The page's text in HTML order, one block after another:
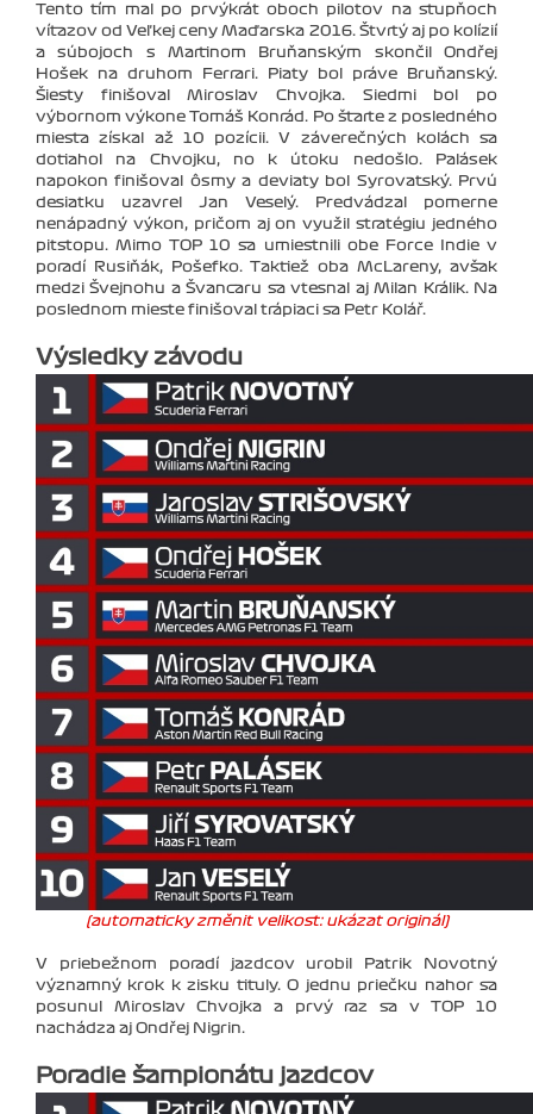
Tento tím mal po prvýkrát oboch pilotov na stupňoch
víťazov od Veľkej ceny Maďarska 2016. Štvrtý aj po kolízií
a súbojoch s Martinom Bruňanským skončil Ondřej
Hošek na druhom Ferrari. Piaty bol práve Bruňanský.
Šiesty finišoval Miroslav Chvojka. Siedmi bol po
výbornom výkone Tomáš Konrád. Po štarte z posledného
miesta získal až 10 pozícii. V záverečných kolách sa
dotiahol na Chvojku, no k útoku nedošlo. Palásek
napokon finišoval ôsmy a deviaty bol Syrovatský. Prvú
desiatku uzavrel Jan Veselý. Predvádzal pomerne
nenápadný výkon, pričom aj on využil stratégiu jedného
pitstopu. Mimo TOP 10 sa umiestnili obe Force Indie v
poradí Rusiňák, Pošefko. Taktiež oba McLareny, avšak
medzi Švejnohu a Švancaru sa vtesnal aj Milan Králik. Na
poslednom mieste finišoval trápiaci sa Petr Kolář.
Výsledky závodu
(automaticky změnit velikost: ukázat originál)
V priebežnom poradí jazdcov urobil Patrik Novotný
významný krok k zisku tituly. O jednu priečku nahor sa
posunul Miroslav Chvojka a prvý raz sa v TOP 10
nachádza aj Ondřej Nigrin.
Poradie šampionátu jazdcov